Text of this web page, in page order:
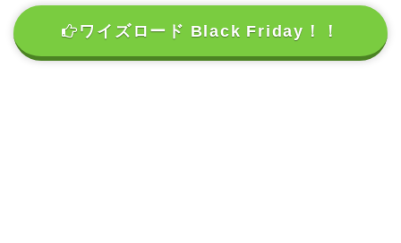
ワイズロード Black Friday！！